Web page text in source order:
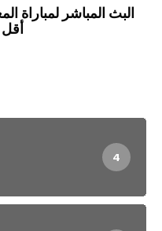
البث المباشر
أقل من 17
4